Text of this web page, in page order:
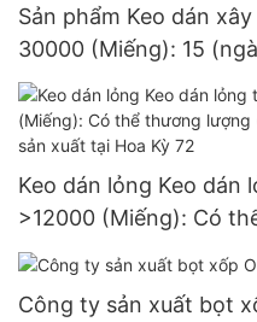
Sản phẩm Keo dán
30000 (Miếng): 15
Nguồn cung cấp 3 đô
Keo dán lỏng Keo
>12000 (Miếng): Có
>=30000 Miếng Nhà
Công ty sản xuất bọt